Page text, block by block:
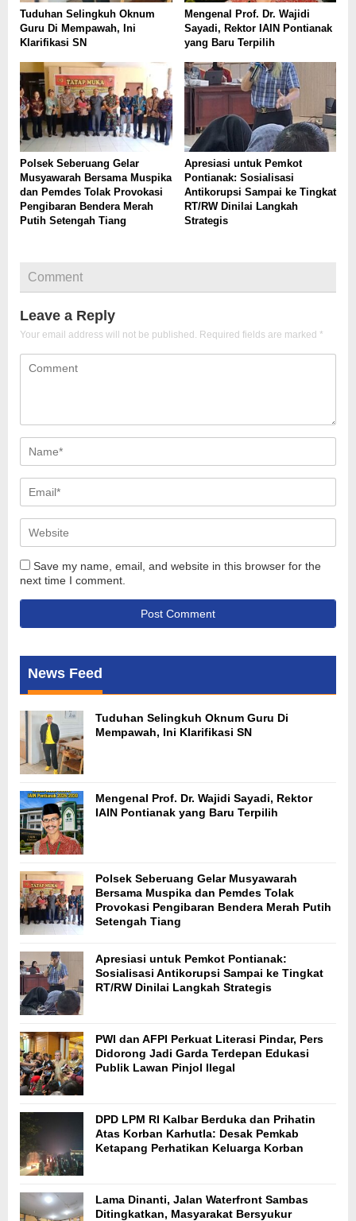
Tuduhan Selingkuh Oknum
Guru Di Mempawah, Ini
Klarifikasi SN
Mengenal Prof. Dr. Wajidi
Sayadi, Rektor IAIN Pontianak
yang Baru Terpilih
Polsek Seberuang Gelar
Musyawarah Bersama Muspika
dan Pemdes Tolak Provokasi
Pengibaran Bendera Merah
Putih Setengah Tiang
Apresiasi untuk Pemkot
Pontianak: Sosialisasi
Antikorupsi Sampai ke Tingkat
RT/RW Dinilai Langkah
Strategis
Comment
Leave a Reply
Your email address will not be published. Required fields are marked *
Save my name, email, and website in this browser for the
next time I comment.
News Feed
Tuduhan Selingkuh Oknum Guru Di
Mempawah, Ini Klarifikasi SN
Mengenal Prof. Dr. Wajidi Sayadi, Rektor
IAIN Pontianak yang Baru Terpilih
Polsek Seberuang Gelar Musyawarah
Bersama Muspika dan Pemdes Tolak
Provokasi Pengibaran Bendera Merah Putih
Setengah Tiang
Apresiasi untuk Pemkot Pontianak:
Sosialisasi Antikorupsi Sampai ke Tingkat
RT/RW Dinilai Langkah Strategis
PWI dan AFPI Perkuat Literasi Pindar, Pers
Didorong Jadi Garda Terdepan Edukasi
Publik Lawan Pinjol Ilegal
DPD LPM RI Kalbar Berduka dan Prihatin
Atas Korban Karhutla: Desak Pemkab
Ketapang Perhatikan Keluarga Korban
Lama Dinanti, Jalan Waterfront Sambas
Ditingkatkan, Masyarakat Bersyukur